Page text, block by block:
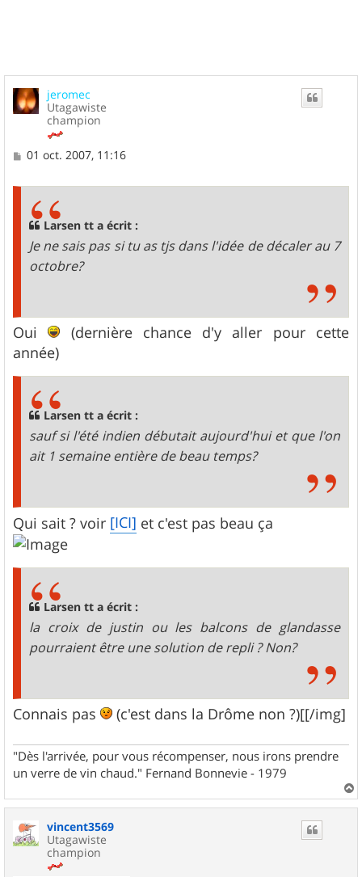
jeromec
Utagawiste
champion
M
01 oct. 2007, 11:16
Larsen tt a écrit :
Je ne sais pas si tu as tjs dans l'idée de décaler au 7
octobre?
Oui
(dernière chance d'y aller pour cette
année)
Larsen tt a écrit :
sauf si l'été indien débutait aujourd'hui et que l'on
ait 1 semaine entière de beau temps?
Qui sait ? voir [ICI] et c'est pas beau ça
Larsen tt a écrit :
la croix de justin ou les balcons de glandasse
pourraient être une solution de repli ? Non?
Connais pas (c'est dans la Drôme non ?)[[/img]
"Dès l'arrivée, pour vous récompenser, nous irons prendre
un verre de vin chaud." Fernand Bonnevie - 1979
a
vincent3569
Utagawiste
champion